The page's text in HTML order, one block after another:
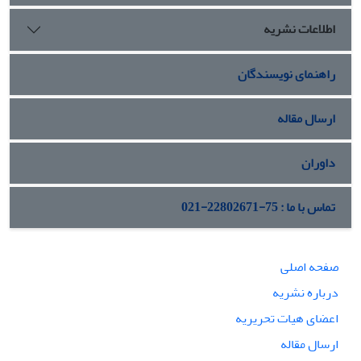
آسیای مرکزی بزرگ تر با مجموعه ای از روش « موانع امنیتی مواجه
است مخالفت روسیه و چین مانع از عملیاتی شدن این طرح خواهد
شد این نوشتار توصیفی - تحلیلی میباشد و بر مبنای تئوری
مجموعه امنیتی منطقهای تدوین گردیده است
اطلاعات نشریه
راهنمای نویسندگان
ارسال مقاله
داوران
تماس با ما : 75-22802671-021
صفحه اصلی
درباره نشریه
اعضای هیات تحریریه
ارسال مقاله